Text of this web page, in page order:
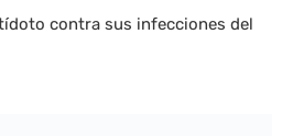
contra sus infecciones del